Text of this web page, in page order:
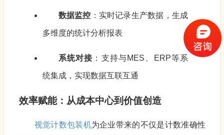
数据监控 ：实时记录生产数据，生成
多维度的统计分析报表
系统对接 ：支持与MES、ERP等系
统集成，实现数据互联互通
效率赋能：从成本中心到价值创造
视觉计数包装机为企业带来的不仅是计数准确性